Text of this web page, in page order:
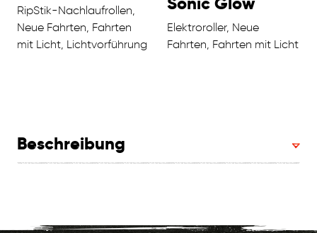
RipStik-Nachlaufrollen,
Neue Fahrten, Fahrten
mit Licht, Lichtvorführung
Elektroroller, Neue
Fahrten, Fahrten mit Licht
Beschreibung